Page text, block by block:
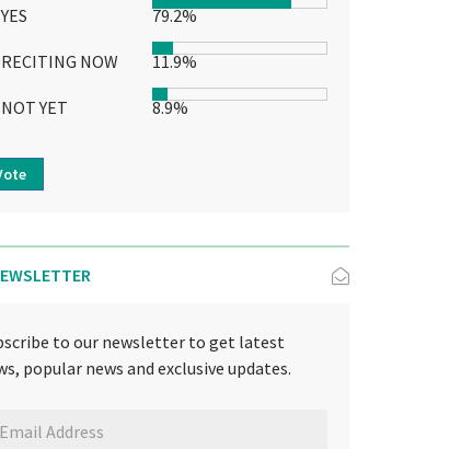
YES 79.2%
RECITING NOW 11.9%
NOT YET 8.9%
to our newsletter to get latest
popular news and exclusive updates.